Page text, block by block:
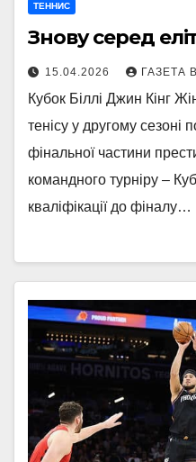
ТЕННИС
Знову серед
15.04.2026 ГАЗЕТА
Кубок Біллі Джин Кінг
тенісу у другому сезоні
фінальної частини
командного турніру –
кваліфікації до фіналу…